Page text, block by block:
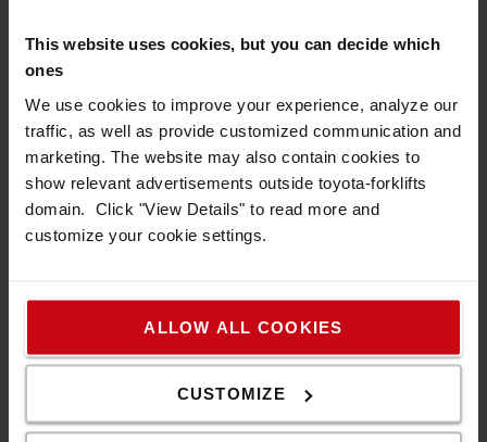
This website uses cookies, but you can decide which
ones
We use cookies to improve your experience, analyze our
traffic, as well as provide customized communication and
marketing. The website may also contain cookies to
show relevant advertisements outside toyota-forklifts
domain. Click "View Details" to read more and
customize your cookie settings.
ALLOW ALL COOKIES
CUSTOMIZE
under vardagar. Alla förfrågningar behandlas
Privacy policy. Du kan även chatta med oss.
Du hittar chatten i vänstra hörnet!
Kontakta oss
FAQ
Populära produkter